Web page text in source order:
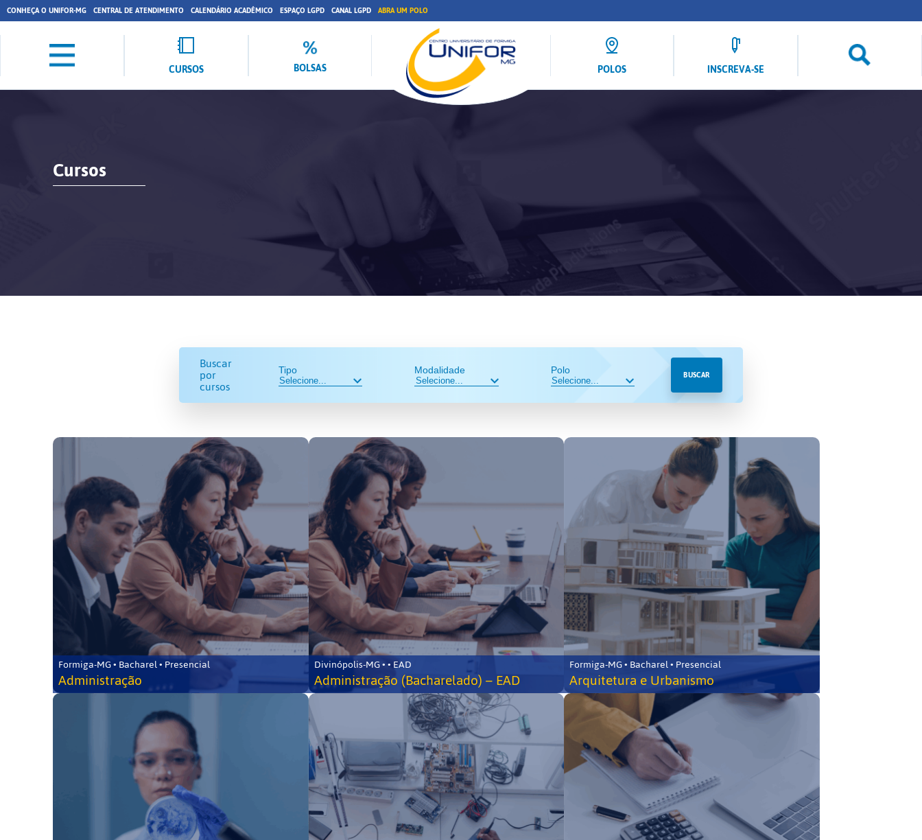
CONHEÇA O UNIFOR-MG CENTRAL DE ATENDIMENTO CALENDÁRIO ACADÊMICO ESPAÇO LGPD CANAL LGPD ABRA UM POLO
CURSOS BOLSAS POLOS INSCREVA-SE
Cursos
Buscar
por
cursos
Tipo Modalidade Polo BUSCAR
Formiga-MG • Bacharel • Presencial
Administração
Divinópolis-MG • • EAD
Administração (Bacharelado) – EAD
Formiga-MG • Bacharel • Presencial
Arquitetura e Urbanismo